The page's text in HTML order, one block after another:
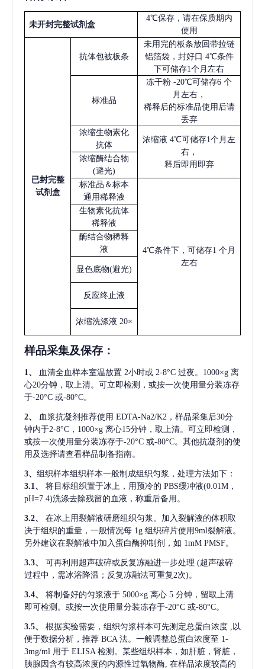
未开封完整试剂盒
4℃保存，请在保质期内
使用
已封完整
试剂盒
抗体包被板条
未用完的板条放回带拉链
铝箔袋，封好口 4℃条件
下可储存1个月左右
标准品
冻干粉 -20℃可储存6 个
月左右，
稀释后的标准品使用后请
丢弃
浓缩生物素化
抗体
浓缩液 4℃可储存1个月左
右，
释后即用即弃
浓缩酶结合物
(避光)
标准品＆标本
通用稀释液
4℃条件下，可储存1 个月
左右
生物素化抗体
稀释液
酶结合物稀释
液
显色底物(避光)
反应终止液
浓缩洗涤液 20×
样品采集及保存 ：
1、 血清全血样本室温放置 2小时或 2-8°C 过夜。1000×g 离
心20分钟，取上清。可立即检测，或按一次使用量分装冻存
于-20°C 或-80°C。
2、 血浆抗凝剂推荐使用 EDTA-Na2/K2，样品采集后30分
钟内于2-8°C，1000×g 离心15分钟，取上清。可立即检测，
或按一次使用量分装冻存于-20°C 或-80°C。其他抗凝剂的使
用及选择请查看样品制备指南。
3、 组织样本组织样本一般制成组织匀浆，处理方法如下：
3.1、
将目标组织置于冰上，用预冷的 PBS缓冲液(0.01M，
pH=7.4)洗涤去除残留的血液，称重后备用。
3.2、
在冰上用裂解液研磨组织匀浆。加入裂解液的体积取
决于组织的重量，一般情况每 1g 组织碎片使用9ml裂解液。
另外建议在裂解液中加入蛋白酶抑制剂，如 1mM PMSF。
3.3、 可再利用超声破碎或反复冻融进一步处理 (超声破碎
过程中，需冰浴降温；反复冻融法可重复2次)。
3.4、 将制备好的匀浆液于 5000×g 离心 5 分钟，留取上清
即可检测。或按一次使用量分装冻存于-20°C 或-80°C。
3.5、 根据实验需要，组织匀浆样本可先测定总蛋白浓度
,以
便于数据分析，推荐 BCA 法。一般调整总蛋白浓度至 1-
3mg/ml 用于 ELISA 检测。某些组织样本，如肝脏，肾脏，
胰腺因含有较高浓度的内源性过氧物酶, 在样品浓度较高的